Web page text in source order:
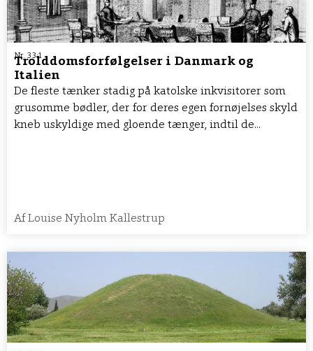
Nr. 33:1
Trolddomsforfølgelser i Danmark og
Italien
De fleste tænker stadig på katolske inkvisitorer som
grusomme bødler, der for deres egen fornøjelses skyld
kneb uskyldige med gloende tænger, indtil de...
Af Louise Nyholm Kallestrup